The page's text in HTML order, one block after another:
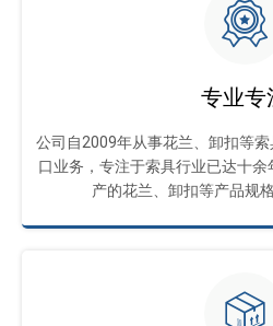
专业专
公司自2009年从事花兰、卸扣等
口业务，专注于索具行业已达十
产的花兰、卸扣等产品规